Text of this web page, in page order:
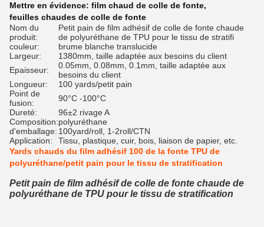
Mettre en évidence: film chaud de colle de fonte,
feuilles chaudes de colle de fonte
Nom du
produit:
Petit pain de film adhésif de colle de fonte chaude
de polyuréthane de TPU pour le tissu de stratifi
couleur:
brume blanche translucide
Largeur:
1380mm, taille adaptée aux besoins du client
Epaisseur:
0.05mm, 0.08mm, 0.1mm, taille adaptée aux
besoins du client
Longueur:
100 yards/petit pain
Point de
fusion:
90°C -100°C
Dureté:
96±2 rivage A
Composition:polyuréthane
d'emballage: 100yard/roll, 1-2roll/CTN
Application:
Tissu, plastique, cuir, bois, liaison de papier, etc.
Yards chauds du film adhésif 100 de la fonte TPU de
polyuréthane/petit pain pour le tissu de stratification
Petit pain de film adhésif de colle de fonte chaude de
polyuréthane de TPU pour le tissu de stratification